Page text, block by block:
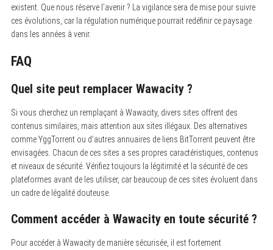
existent. Que nous réserve l’avenir ? La vigilance sera de mise pour suivre
ces évolutions, car la régulation numérique pourrait redéfinir ce paysage
dans les années à venir.
FAQ
Quel site peut remplacer Wawacity ?
Si vous cherchez un remplaçant à Wawacity, divers sites offrent des
contenus similaires, mais attention aux sites illégaux. Des alternatives
comme YggTorrent ou d’autres annuaires de liens BitTorrent peuvent être
envisagées. Chacun de ces sites a ses propres caractéristiques, contenus
et niveaux de sécurité. Vérifiez toujours la légitimité et la sécurité de ces
plateformes avant de les utiliser, car beaucoup de ces sites évoluent dans
un cadre de légalité douteuse.
Comment accéder à Wawacity en toute sécurité ?
Pour accéder à Wawacity de manière sécurisée, il est fortement